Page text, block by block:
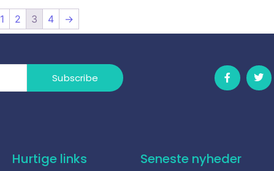
1 2 3 4 →
Subscribe
Hurtige links Seneste nyheder